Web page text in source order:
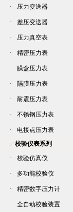
·
压力变送器
· 差压变送器
· 压力真空表
· 精密压力表
· 膜盒压力表
· 隔膜压力表
· 耐震压力表
· 不锈钢压力表
·
电接点压力表
校验仪表系列
·
校验仿真仪
· 多功能校验仪
· 精密数字压力计
· 全自动校验装置